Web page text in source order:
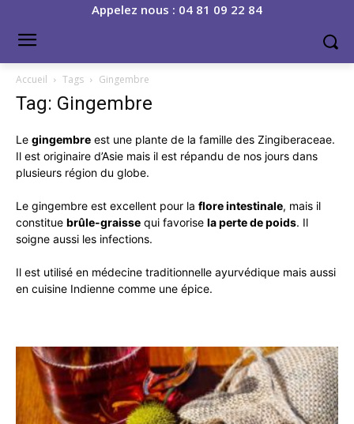
Appelez nous : 04 81 09 22 84
Accueil Tags Gingembre
Tag: Gingembre
Le gingembre est une plante de la famille des Zingiberaceae.
Il est originaire d’Asie mais il est répandu de nos jours dans
plusieurs région du globe.
Le gingembre est excellent pour la flore intestinale, mais il
constitue brûle-graisse qui favorise la perte de poids. Il
soigne aussi les infections.
Il est utilisé en médecine traditionnelle ayurvédique mais aussi
en cuisine Indienne comme une épice.